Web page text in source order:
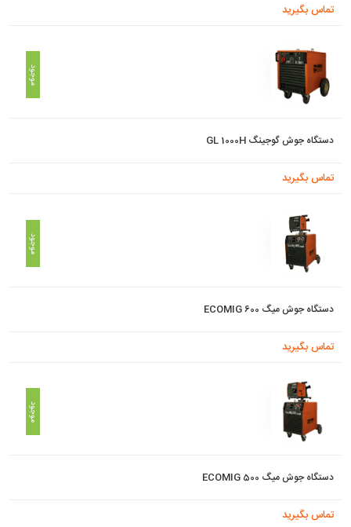
تماس بگیرید
موجود
دستگاه جوش گوجینگ GL 1000H
تماس بگیرید
موجود
دستگاه جوش میگ ECOMIG 600
تماس بگیرید
موجود
دستگاه جوش میگ ECOMIG 500
تماس بگیرید